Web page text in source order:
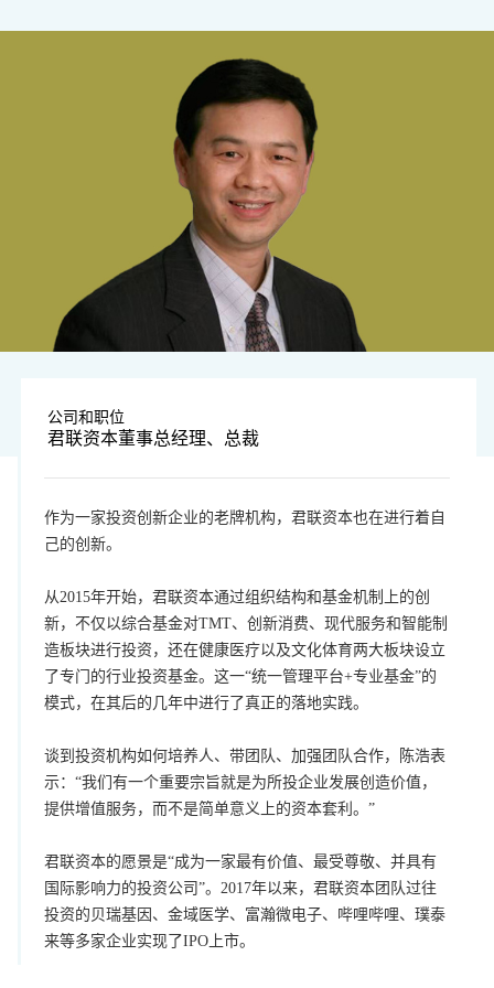
公司和职位
君联资本董事总经理、总裁
作为一家投资创新企业的老牌机构，君联资本也在进行着自
己的创新。
从2015年开始，君联资本通过组织结构和基金机制上的创
新，不仅以综合基金对TMT、创新消费、现代服务和智能制
造板块进行投资，还在健康医疗以及文化体育两大板块设立
了专门的行业投资基金。这一“统一管理平台+专业基金”的
模式，在其后的几年中进行了真正的落地实践。
谈到投资机构如何培养人、带团队、加强团队合作，陈浩表
示：“我们有一个重要宗旨就是为所投企业发展创造价值，
提供增值服务，而不是简单意义上的资本套利。”
君联资本的愿景是“成为一家最有价值、最受尊敬、并具有
国际影响力的投资公司”。2017年以来，君联资本团队过往
投资的贝瑞基因、金域医学、富瀚微电子、哔哩哔哩、璞泰
来等多家企业实现了IPO上市。